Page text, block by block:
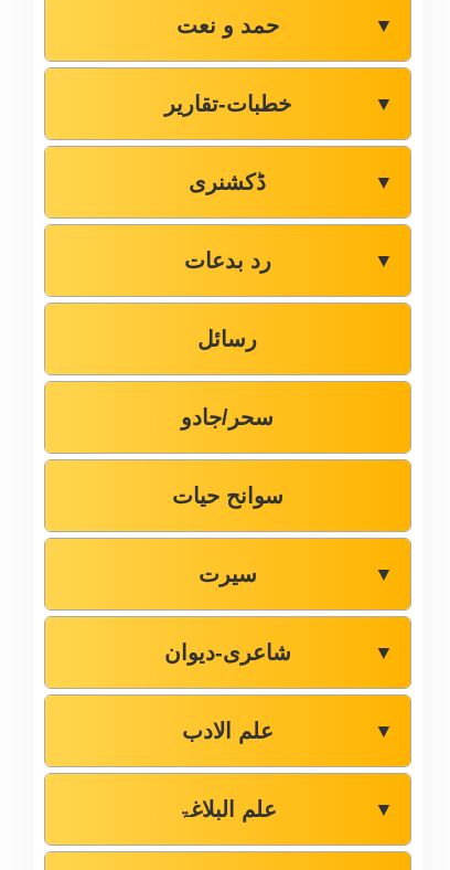
حمد و نعت ▼
خطبات-تقاریر ▼
ڈکشنری ▼
رد بدعات ▼
رسائل
سحر/جادو
سوانح حیات
سیرت ▼
شاعری-دیوان ▼
علم الادب ▼
علم البلاغۃ ▼